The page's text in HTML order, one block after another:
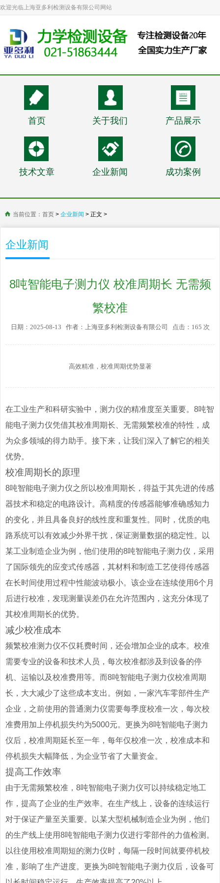
欢迎光临上海亚多利检测设备有限公司网站
首页 关于我们 产品展示
技术文章 企业新闻 成功案例
当前位置： 首页 > 企业新闻 > 正文 >
企业新闻
8吨智能电子测力仪 校准周期长 无需频
繁校准
日期：2025-08-13 作者：上海亚多利检测设备有限公司 点击：165 次
高效精准，校准周期优势显著
在工业生产和科研实验中，测力仪的精准度至关重要。8吨智
能电子测力仪凭借其校准周期长、无需频繁校准的特性，成
为众多领域的得力助手。接下来，让我们深入了解它的相关
优势。
校准周期长的原理
8吨智能电子测力仪之所以校准周期长，得益于其先进的传感
器技术和稳定的电路设计。高精度的传感器能够准确感知力
的变化，并且具备良好的线性度和重复性。同时，优质的电
路系统可以有效减少外界干扰，保证测量数据的稳定性。以
某工业制造企业为例，他们使用的8吨智能电子测力仪，采用
了国际领先的应变式传感器，其材料和制造工艺使得传感器
在长时间使用过程中性能波动极小。该企业在连续使用6个月
后进行校准，发现测量误差仍在允许范围内，这充分体现了
其校准周期长的优势。
减少校准成本
频繁校准测力仪不仅耗费时间，还会增加企业的成本。校准
需要专业的设备和技术人员，每次校准都涉及到设备的停
机、运输以及校准费用等。而8吨智能电子测力仪校准周期
长，大大减少了这些成本支出。例如，一家汽车零部件生产
企业，之前使用的普通测力仪需要每季度校准一次，每次校
准费用加上停机损失约为5000元。更换为8吨智能电子测力
仪后，校准周期延长至一年，每年仅校准一次，校准成本和
停机损失大幅降低，为企业节省了大量资金。
提高工作效率
由于无需频繁校准，8吨智能电子测力仪可以持续稳定地工
作，提高了企业的生产效率。在生产线上，设备的连续运行
对于保证产量至关重要。以某大型机械制造企业为例，他们
的生产线上使用8吨智能电子测力仪进行零部件的力值检测。
以往使用校准周期短的测力仪时，每隔一段时间就要停机校
准，影响了生产进度。更换为8吨智能电子测力仪后，设备可